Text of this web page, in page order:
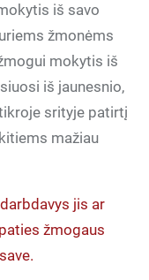
iš savo
žmonėms
mokytis iš
iš jaunesnio,
srityje patirtį
mažiau
jis ar
žmogaus